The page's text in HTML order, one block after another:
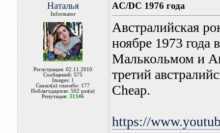
Наталья
Informator
Регистрация: 02.11.2010
Сообщений: 575
Images: 1
Сказал(а) спасибо: 177
Поблагодарили: 502 раз(а)
Репутация:31346
AC/DC 1976 года
Австралийская
ноябре 1973
Малькольмом и
третий
Cheap.
https://